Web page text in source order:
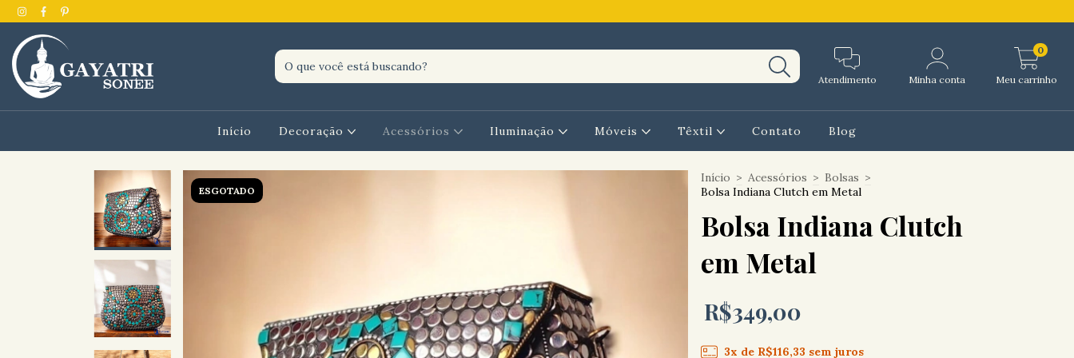
Atendimento Minha conta Meu carrinho
0
Início Decoração Acessórios Iluminação Móveis Têxtil Contato Blog
ESGOTADO
Início > Acessórios > Bolsas >
Bolsa Indiana Clutch em Metal
Bolsa Indiana Clutch
em Metal
R$349,00
3x de R$116,33 sem juros